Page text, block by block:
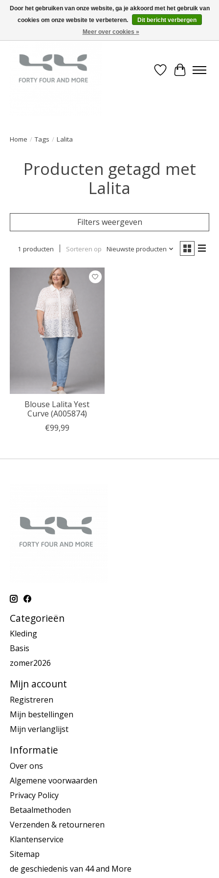
Verlanglijst
Home / Tags / Lalita
Producten getagd met
Lalita
Filters weergeven
1 producten Sorteren op Nieuwste producten
Blouse Lalita Yest
Curve (A005874)
€99,99
Categorieën
Kleding
Basis
zomer2026
Mijn account
Registreren
Mijn bestellingen
Mijn verlanglijst
Informatie
Over ons
Algemene voorwaarden
Privacy Policy
Betaalmethoden
Verzenden & retourneren
Klantenservice
Sitemap
de geschiedenis van 44 and More
Door het gebruiken van onze website, ga je akkoord met het gebruik van
cookies om onze website te verbeteren.
Dit bericht verbergen
Meer over cookies »